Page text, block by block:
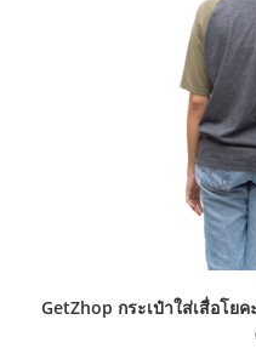
GetZhop กระเป๋าใส่เสื่อโย